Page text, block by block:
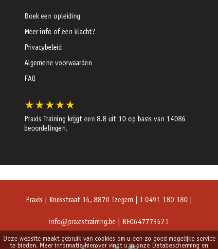
Boek een opleiding
Meer info of een klacht?
Privacybeleid
Algemene voorwaarden
FAQ
★★★★★
Praxis Training krijgt een 8.8 uit 10 op basis van 14086
beoordelingen.
Praxis | Kruisstraat 16, 8870 Izegem | T 0491 180 180 |
info@praxistraining.be | BE0647773621
Deze website maakt gebruik van cookies om u een zo goed mogelijke service
te bieden. Meer informatie hierover vindt u in onze Databescherming en